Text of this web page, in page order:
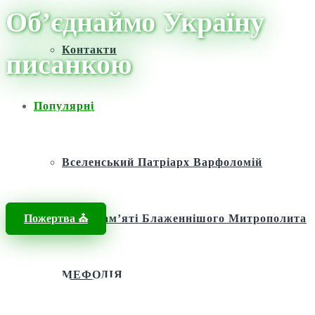
Контакти
Популярні
Вселенський Патріарх Варфоломій
Фонд пам’яті Блаженнішого Митрополита
МЕФОДІЯ
Пожертва ⛪️
Обʼєднаймо Україну
писанкою
Головна / Новини /Обʼєднаймо Україну писанкою